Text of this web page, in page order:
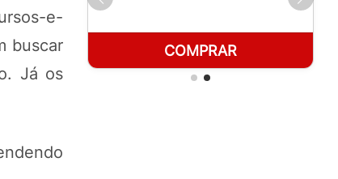
e-
buscar
Já os
COMPRAR